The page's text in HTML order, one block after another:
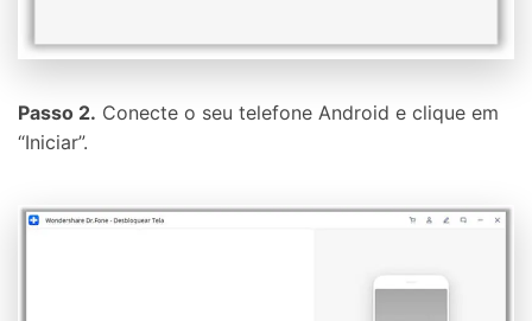
Passo 2. Conecte o seu telefone Android e clique em
“Iniciar”.